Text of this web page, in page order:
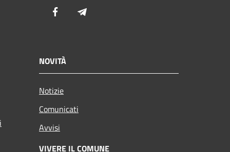
Facebook
NOVITÀ
Notizie
Comunicati
Avvisi
VIVERE IL COMUNE